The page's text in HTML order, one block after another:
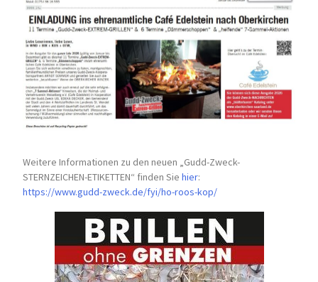
Weitere Informationen zu den neuen „Gudd-Zweck-
STERNZEICHEN-ETIKETTEN“ finden Siehier:
https://www.gudd-zweck.de/fyi/ho-roos-kop/